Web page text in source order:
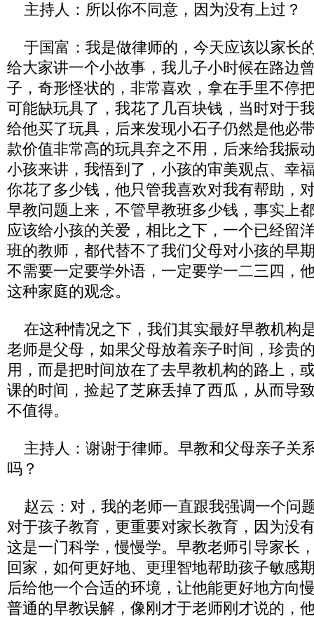
主持人：所以你不同意，因为没有上过？
于国富：我是做律师的，今天应该以家长
给大家讲一个小故事，我儿子小时候在路边
子，奇形怪状的，非常喜欢，拿在手里不停
可能缺玩具了，我花了几百块钱，当时对于
给他买了玩具，后来发现小石子仍然是他必
款价值非常高的玩具弃之不用，后来给我振
小孩来讲，我悟到了，小孩的审美观点、幸
你花了多少钱，他只管我喜欢对我有帮助，
早教问题上来，不管早教班多少钱，事实上
应该给小孩的关爱，相比之下，一个已经留
班的教师，都代替不了我们父母对小孩的早
不需要一定要学外语，一定要学一二三四，
这种家庭的观念。
在这种情况之下，我们其实最好早教机构
老师是父母，如果父母放着亲子时间，珍贵
用，而是把时间放在了去早教机构的路上，
课的时间，捡起了芝麻丢掉了西瓜，从而导
不值得。
主持人：谢谢于律师。早教和父母亲子关
吗？
赵云：对，我的老师一直跟我强调一个问
对于孩子教育，更重要对家长教育，因为没
这是一门科学，慢慢学。早教老师引导家长
回家，如何更好地、更理智地帮助孩子敏感
后给他一个合适的环境，让他能更好地方向
普通的早教误解，像刚才于老师刚才说的，